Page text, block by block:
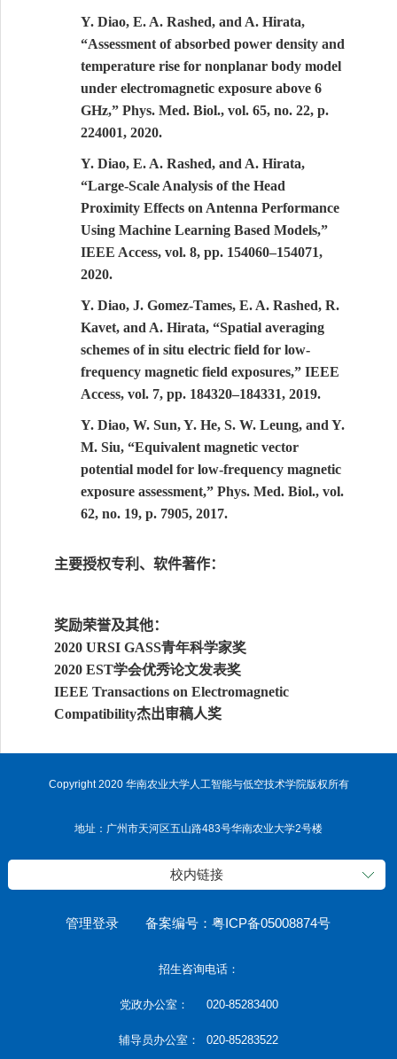
Y. Diao, E. A. Rashed, and A. Hirata,
“Assessment of absorbed power density and
temperature rise for nonplanar body model
under electromagnetic exposure above 6
GHz,” Phys. Med. Biol., vol. 65, no. 22, p.
224001, 2020.
Y. Diao, E. A. Rashed, and A. Hirata,
“Large-Scale Analysis of the Head
Proximity Effects on Antenna Performance
Using Machine Learning Based Models,”
IEEE Access, vol. 8, pp. 154060–154071,
2020.
Y. Diao, J. Gomez-Tames, E. A. Rashed, R.
Kavet, and A. Hirata, “Spatial averaging
schemes of in situ electric field for low-
frequency magnetic field exposures,” IEEE
Access, vol. 7, pp. 184320–184331, 2019.
Y. Diao, W. Sun, Y. He, S. W. Leung, and Y.
M. Siu, “Equivalent magnetic vector
potential model for low-frequency magnetic
exposure assessment,” Phys. Med. Biol., vol.
62, no. 19, p. 7905, 2017.
主要授权专利 、 软件著作：
奖励荣誉及其他：
2020 URSI GASS青年科学家奖
2020 EST学会优秀论文发表奖
IEEE Transactions on Electromagnetic
Compatibility杰出审稿人奖
Copyright 2020 华南农业大学人工智能与低空技术学院版权所有
地址：广州市天河区五山路483号华南农业大学2号楼
校内链接
管理登录 备案编号：粤ICP备05008874号
招生咨询电话：
党政办公室： 020-85283400
辅导员办公室： 020-85283522